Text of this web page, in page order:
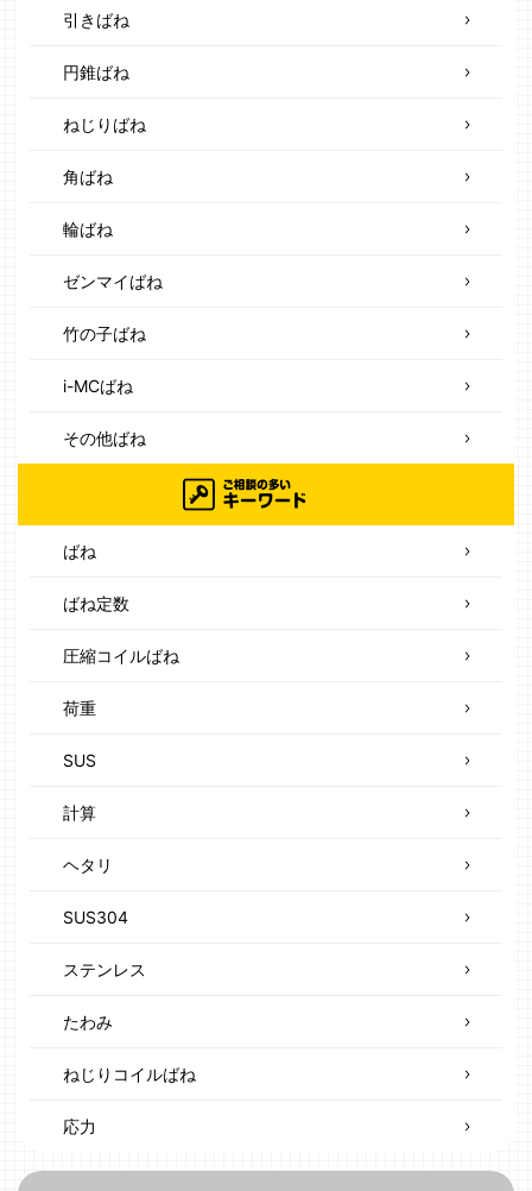
引きばね
円錐ばね
ねじりばね
角ばね
輪ばね
ゼンマイばね
竹の子ばね
i-MCばね
その他ばね
ばね
ばね定数
圧縮コイルばね
荷重
SUS
計算
ヘタリ
SUS304
ステンレス
たわみ
ねじりコイルばね
応力